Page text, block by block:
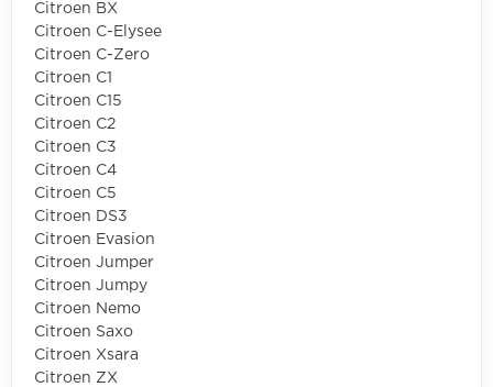
Citroen BX
Citroen C-Elysee
Citroen C-Zero
Citroen C1
Citroen C15
Citroen C2
Citroen C3
Citroen C4
Citroen C5
Citroen DS3
Citroen Evasion
Citroen Jumper
Citroen Jumpy
Citroen Nemo
Citroen Saxo
Citroen Xsara
Citroen ZX